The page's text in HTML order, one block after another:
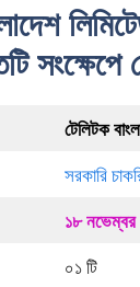
সংক্ষেপে
টেলিটক
সরকারি
১৮
০১ টি